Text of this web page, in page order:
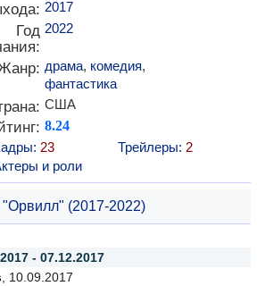
2017
Год 2022
драма, комедия,
фантастика
США
8.24
23 Трейлеры: 2
и роли
(2017-2022)
- 07.12.2017
, 10.09.2017